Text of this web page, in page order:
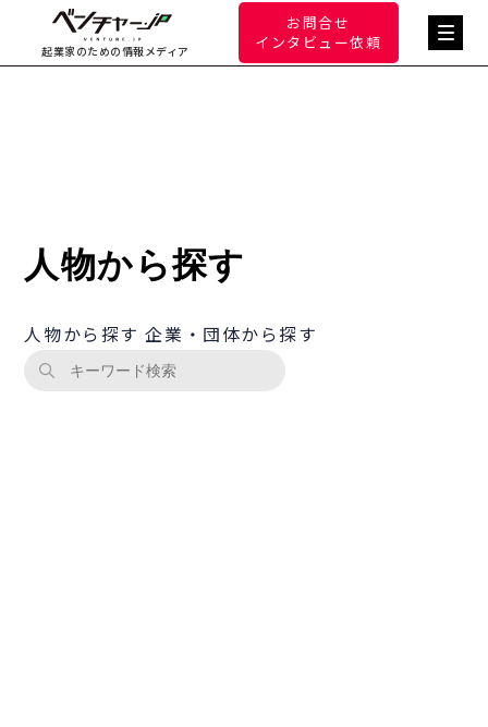
起業家のための情報メディア
お問合せ
インタビュー依頼
人物から探す
人物から探す 企業・団体から探す